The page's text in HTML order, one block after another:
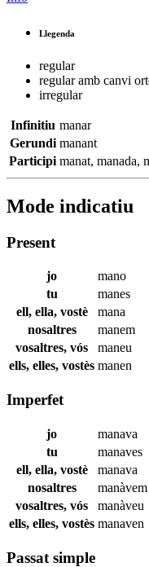
Llegenda
regular
regular amb canvi
irregular
Infinitiu manar
Gerundi manant
Participi manat, manada,
Mode indicatiu
Present
jo
mano
tu
manes
ell, ella, vostè
mana
nosaltres
manem
vosaltres, vós
maneu
ells, elles, vostès manen
Imperfet
jo
manava
tu
manaves
ell, ella, vostè
manava
nosaltres
manàvem
vosaltres, vós
manàveu
ells, elles, vostès manaven
Passat simple